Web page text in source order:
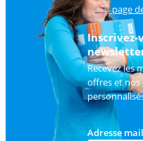
surla page
client.
Inscrivez-
Recevez les
offres et nos
Adresse mail